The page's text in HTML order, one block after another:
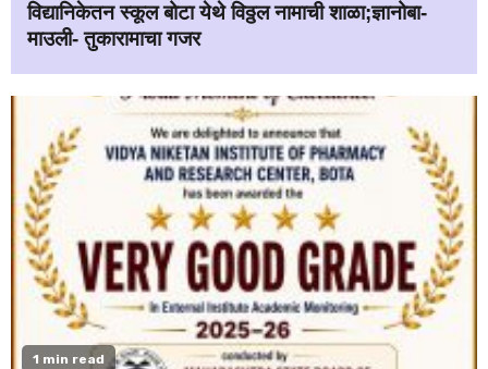
विद्यानिकेतन स्कूल बोटा येथे विठ्ठल नामाची शाळा;ज्ञानोबा-
माउली- तुकारामाचा गजर
1 min read